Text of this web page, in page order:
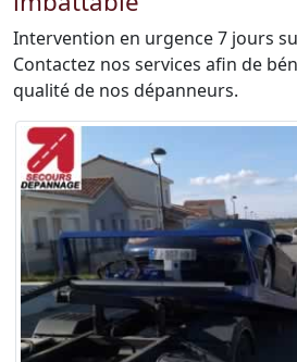
Intervention en urgence 7 jours
Contactez nos services afin de
qualité de nos dépanneurs.